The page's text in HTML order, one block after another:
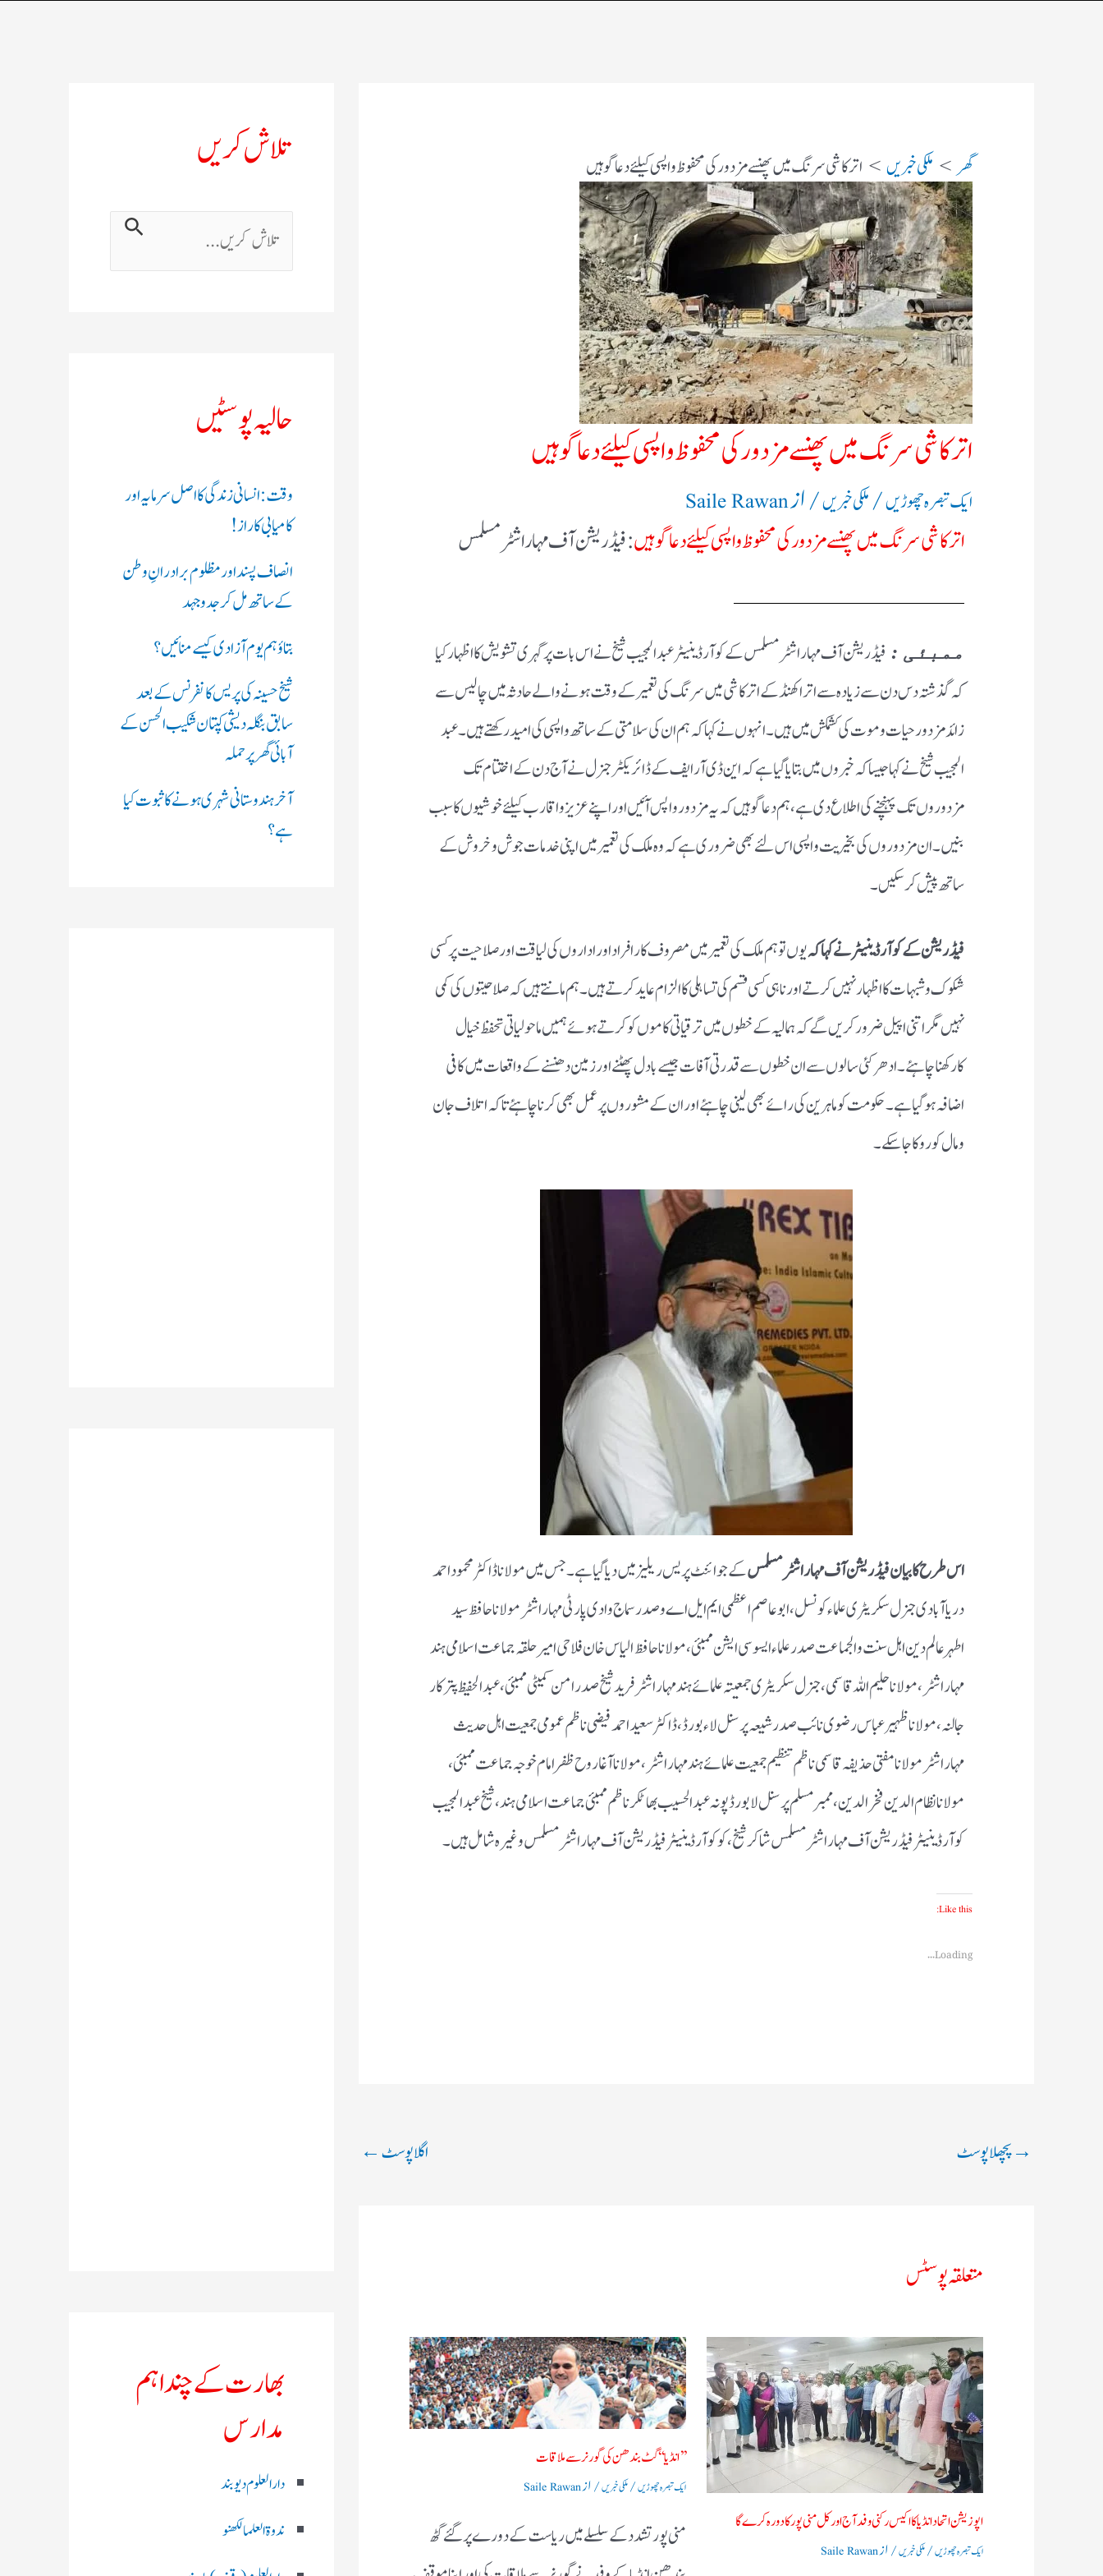
گھر ملکی خبریں اترکاشی سرنگ میں پھنسے مزدور کی محفوظ واپسی کیلئے دعا گو ہیں
اترکاشی سرنگ میں پھنسے مزدور کی محفوظ واپسی کیلئے دعا گو ہیں
ایک تبصرہ چھوڑیں/ملکی خبریں/ ازSaile Rawan
اترکاشی سرنگ میں پھنسے مزدور کی محفوظ واپسی کیلئے دعا گو ہیں: فیڈریشن آف مہاراشٹر مسلمس
ممبئی : فیڈریشن آف مہاراشٹر مسلمس کے کو آرڈینیٹرعبد المجیب شیخ نے اس بات پر گہری تشویش کا اظہار کیا
کہ گذشتہ دس دن سے زیادہ سے اتراکھنڈ کے اتر کاشی میں سرنگ کی تعمیر کے وقت ہونے والے حادثہ میں چالیس سے
زائد مزدور حیات و موت کی کشمکش میں ہیں ۔ انہوں نے کہا کہ ہم ان کی سلامتی کے ساتھ واپسی کی امید رکھتے ہیں ۔ عبد
المجیب شیخ نے کہا جیسا کہ خبروں میں بتایا گیا ہے کہ این ڈی آر ایف کے ڈائریکٹر جنرل نے آج دن کے اختتام تک
مزدوروں تک پہنچنے کی اطلاع دی ہے ، ہم دعا گو ہیں کہ یہ مزدور واپس آئیں اور اپنے عزیز و اقارب کیلئے خوشیوں کا سبب
بنیں ۔ ان مزدوروں کی بخیریت واپسی اس لئے بھی ضروری ہے کہ وہ ملک کی تعمیر میں اپنی خدمات جوش و خروش کے
ساتھ پیش کرسکیں ۔
فیڈریشن کے کو آرڈینیٹر نے کہا کہیوں تو ہم ملک کی تعمیر میں مصروف کار افراد اور اداروں کی لیاقت اور صلاحیت پر کسی
شکوک و شبہات کا اظہار نہیں کرتے اور نا ہی کسی قسم کی تساہلی کا الزام عاید کرتے ہیں ۔ ہم مانتے ہیں کہ صلاحیتوں کی کمی
نہیں مگر اتنی اپیل ضرور کریں گے کہ ہمالیہ کے خطوں میں ترقیاتی کاموں کو کرتے ہوئے ہمیں ماحولیاتی تحفظ خیال
کارکھنا چاہئے ۔ ادھر کئی سالوں سے ان خطوں سے قدرتی آفات جیسے بادل پھٹنے اور زمین دھنسنے کے واقعات میں کافی
اضافہ ہوگیا ہے ۔حکومت کو ماہرین کی رائے بھی لینی چاہئے اور ان کے مشوروں پر عمل بھی کرنا چاہئے تاکہ اتلاف جان
و مال کو روکا جاسکے ۔
اس طرح کا بیانفیڈریشن آف مہاراشٹرمسلمسکے جوائنٹ پریس ریلیز میں دیا گیا ہے۔ جس میںمولانا ڈاکٹر محمود احمد
دریا آبادی جنرل سکریٹری علماء کونسل، ابو عاصم اعظمی ایم ایل اے و صدر سماج وادی پارٹی مہاراشٹرمولانا حافظ سید
اطہرعالم دین اہل سنت والجماعت صدر علماء ایسوسی ایشن ممبئی ،مولانا حافظ الیاس خان فلاحی امیر حلقہ جماعت اسلامی ہند
مہاراشٹر ، مولانا حلیم اللہ قاسمی، جنرل سکریٹری جمعیتہ علمائے ہند مہاراشٹر فرید شیخ صدر امن کمیٹی ممبئی ، عبدالحفیظ پترکار
جالنہ، مولانا ظہیر عباس رضوی نائب صدر شیعہ پرسنل لاء بورڈ ، ڈاکٹر سعید احمد فیضیناظم عمومی جمعیت اہل حدیث
مہاراشٹرمولانا مفتی حذیفہ قاسمی ناظم تنظیم جمعیت علمائے ہند مہاراشٹر ، مولانا آغا روح ظفرامام خوجہ جماعت ممبئی ،
مولانا نظام الدین فخر الدین ، ممبر مسلم پرسنل لا بورڈ پونہعبدالحسیب بھاٹکر ناظم ممبئی جماعت اسلامی ہند ، شیخ عبدالمجیب
کوآرڈینیٹر فیڈریشن آف مہاراشٹرمسلمسشاکر شیخ ، کو کوآرڈینیٹر فیڈریشن آف مہاراشٹرمسلمس وغیرہ شامل ہیں۔
Like this:
Loading...
→پچھلا پوسٹ اگلا پوسٹ←
متعلقہ پوسٹس
اپوزیشن اتحاد انڈیا کا اکیس رکنی وفد آج اور کل منی پور کا دورہ کرے گا
ایک تبصرہ چھوڑیں/ملکی خبریں/ ازSaile Rawan
’’ انڈیا‘‘ گٹ بندھن کی گورنر سے ملاقات
ایک تبصرہ چھوڑیں/ملکی خبریں/ ازSaile Rawan
منی پور تشدد کے سلسلے میں ریاست کے دورے پر گئے گٹھ
تلاش کریں
ت
ل
ر
ں
:
حالیہ پوسٹیں
وقت: انسانی زندگی کا اصل سرمایہ اور
کامیابی کا راز !
انصاف پسند اور مظلوم برادرانِ وطن
کے ساتھ مل کر جدوجہد
بتاؤ ہم یوم آزادی کیسے منائیں؟
شیخ حسینہ کی پریس کانفرنس کے بعد
سابق بنگلہ دیشی کپتان شکیب الحسن کے
آبائی گھر پر حملہ
آخر ہندوستانی شہری ہونے کا ثبوت کیا
ہے؟
بھارت کے چند اہم
مدارس
دارالعلوم دیوبند
ندوۃالعلما لکھنو